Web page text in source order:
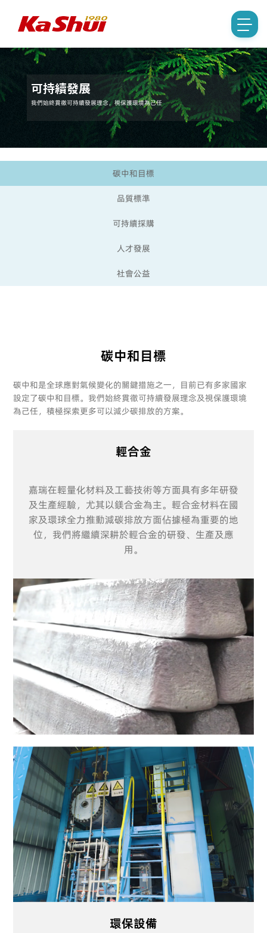
可持續發展
我們始終貫徹可持續發展理念，視保護環境為己任
碳中和目標
品質標準
可持續採購
人才發展
社會公益
碳中和目標
碳中和是全球應對氣候變化的關鍵措施之一，目前已有多家國家
設定了碳中和目標。我們始終貫徹可持續發展理念及視保護環境
為己任，積極探索更多可以減少碳排放的方案。
輕合金
嘉瑞在輕量化材料及工藝技術等方面具有多年研發
及生產經驗，尤其以鎂合金為主。輕合金材料在國
家及環球全力推動減碳排放方面佔據極為重要的地
位，我們將繼續深耕於輕合金的研發、生產及應
用。
環保設備